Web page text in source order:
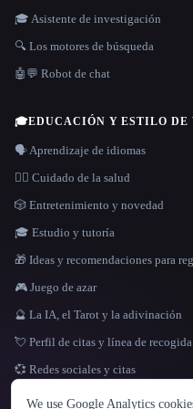
IDIOMA
🎓 Asistente de investigación
🔍 Los motores de búsqueda
🤖💬 Robot de chat
🎓EDUCACIÓN Y ESTILO DE
🗣️ Aprendizaje de idiomas
👩‍⚕️ Cuidado de la salud
🎲 Entretenimiento y novedad
🎓 Estudio y tutoría
🎁 Ideas y recomendaciones para
🎮 Juego de azar
🔮 La IA, el Tarot y la adivinación
💘 Perfil de citas y línea de recogida
💞 Redes sociales y citas
We use Google Analytics